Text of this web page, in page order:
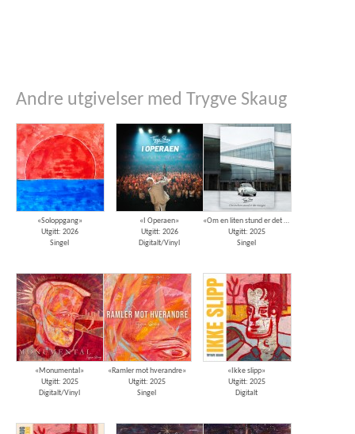
Andre utgivelser med Trygve Skaug
«Soloppgang»
Utgitt: 2026
Singel
«I Operaen»
Utgitt: 2026
Digitalt/Vinyl
«Om en liten stund er det morgen»
Utgitt: 2025
Singel
«Monumental»
Utgitt: 2025
Digitalt/Vinyl
«Ramler mot hverandre»
Utgitt: 2025
Singel
«Ikke slipp»
Utgitt: 2025
Digitalt